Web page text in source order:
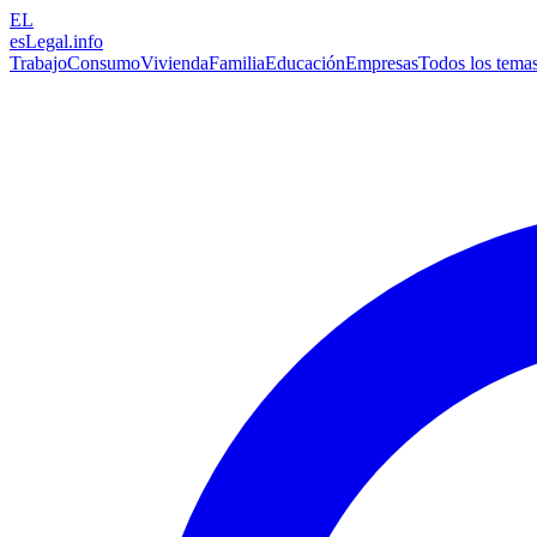
EL
esLegal.info
TrabajoConsumoViviendaFamiliaEducaciónEmpresasTodos los